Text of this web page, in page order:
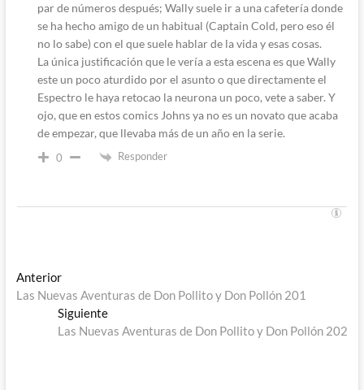
par de números después; Wally suele ir a una cafetería donde
se ha hecho amigo de un habitual (Captain Cold, pero eso él
no lo sabe) con el que suele hablar de la vida y esas cosas.
La única justificación que le vería a esta escena es que Wally
este un poco aturdido por el asunto o que directamente el
Espectro le haya retocao la neurona un poco, vete a saber. Y
ojo, que en estos comics Johns ya no es un novato que acaba
de empezar, que llevaba más de un año en la serie.
0 Responder
Navegación
de
entradas
AnteriorEntrada
anterior:
Las Nuevas Aventuras de Don Pollito y Don Pollón 201
SiguienteEntrada
siguiente:
Las Nuevas Aventuras de Don Pollito y Don Pollón 202